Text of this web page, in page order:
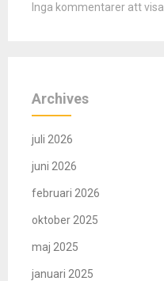
Inga kommentarer att visa.
Archives
juli 2026
juni 2026
februari 2026
oktober 2025
maj 2025
januari 2025